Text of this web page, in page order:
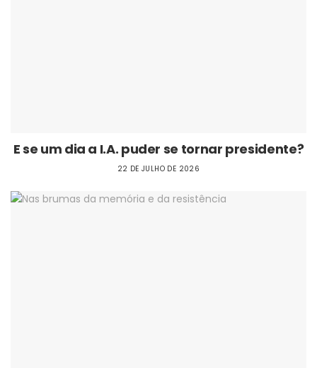
E se um dia a I.A. puder se tornar presidente?
22 DE JULHO DE 2026